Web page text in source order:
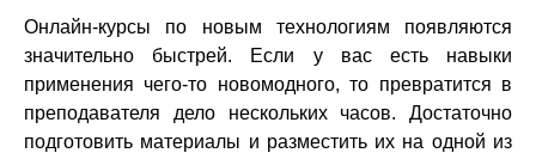
Онлайн-курсы по новым технологиям появляются
значительно быстрей. Если у вас есть навыки
применения чего-то новомодного, то превратится в
преподавателя дело нескольких часов. Достаточно
подготовить материалы и разместить их на одной из